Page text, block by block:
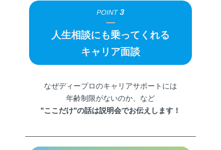
POINT3
人生相談にも乗ってくれる
キャリア面談
なぜディープロのキャリアサポートには
年齢制限がないのか、など
"ここだけ"の話は説明会でお伝えします！